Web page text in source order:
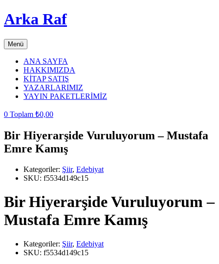
Arka Raf
Menü
ANA SAYFA
HAKKIMIZDA
KİTAP SATIŞ
YAZARLARIMIZ
YAYIN PAKETLERİMİZ
0 Toplam ₺0,00
Bir Hiyerarşide Vuruluyorum – Mustafa
Emre Kamış
Kategoriler: Şiir, Edebiyat
SKU: f5534d149c15
Bir Hiyerarşide Vuruluyorum –
Mustafa Emre Kamış
Kategoriler: Şiir, Edebiyat
SKU: f5534d149c15